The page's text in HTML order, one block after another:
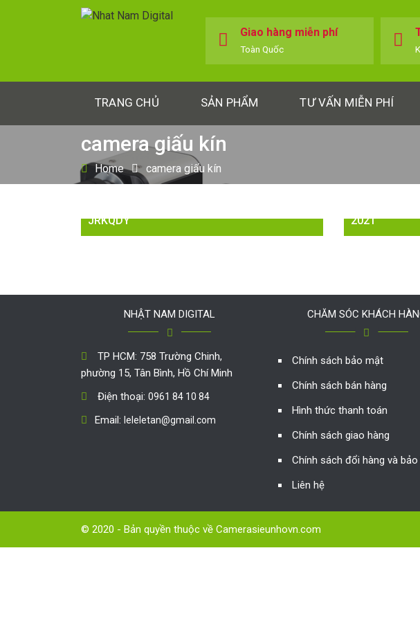
Giao hàng miễn phí
Toàn Quốc
TRANG CHỦ SẢN PHẨM TƯ VẤN MIỄN PHÍ
camera giấu kín
Home camera giấu kín
JRKQDY
2021
NHẬT NAM DIGITAL
TP HCM: 758 Trường Chinh,
phường 15, Tân Bình, Hồ Chí Minh
Điện thoại: 0961 84 10 84
Email: leleletan@gmail.com
CHĂM SÓC KHÁCH
Chính sách bảo mật
Chính sách bán hàng
Hình thức thanh toán
Chính sách giao hàng
Chính sách đổi hàng và bảo
Liên hệ
© 2020 - Bản quyền thuộc về Camerasieunhovn.com